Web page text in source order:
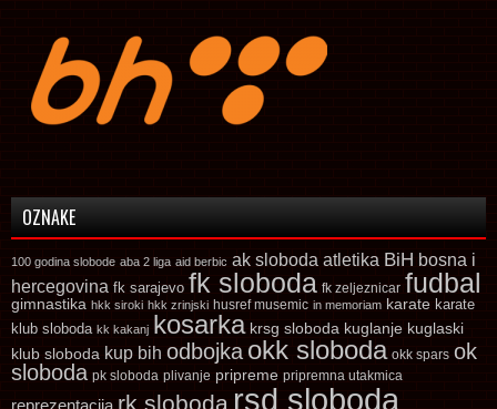
OZNAKE
100 godina slobode aba 2 liga aid berbic ak sloboda atletika BiH bosna i
hercegovina fk sarajevo fk sloboda fk zeljeznicar fudbal
gimnastika hkk siroki hkk zrinjski husref musemic in memoriam karate karate
klub sloboda kk kakanj kosarka krsg sloboda kuglanje kuglaski
klub sloboda kup bih odbojka okk sloboda okk spars ok
sloboda pk sloboda plivanje pripreme pripremna utakmica
reprezentacija rk sloboda rsd sloboda